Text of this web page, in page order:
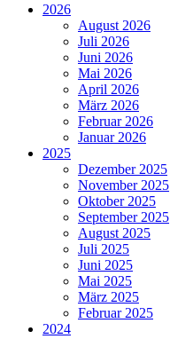
2026
August 2026
Juli 2026
Juni 2026
Mai 2026
April 2026
März 2026
Februar 2026
Januar 2026
2025
Dezember 2025
November 2025
Oktober 2025
September 2025
August 2025
Juli 2025
Juni 2025
Mai 2025
März 2025
Februar 2025
2024